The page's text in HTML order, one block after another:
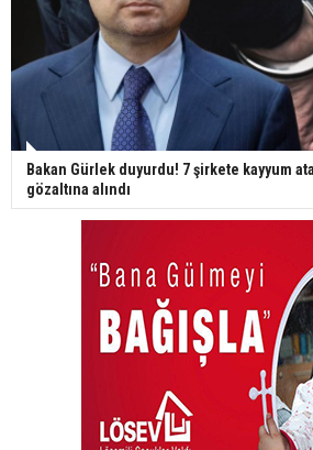
Bakan Gürlek duyurdu! 7 şirkete kayyum
gözaltına alındı